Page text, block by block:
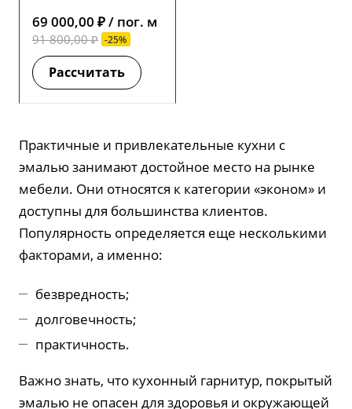
69 000,00 ₽ / пог. м
91 800,00 ₽ -25%
Рассчитать
Практичные и привлекательные кухни с
эмалью занимают достойное место на рынке
мебели. Они относятся к категории «эконом» и
доступны для большинства клиентов.
Популярность определяется еще несколькими
факторами, а именно:
безвредность;
долговечность;
практичность.
Важно знать, что кухонный гарнитур, покрытый
эмалью не опасен для здоровья и окружающей